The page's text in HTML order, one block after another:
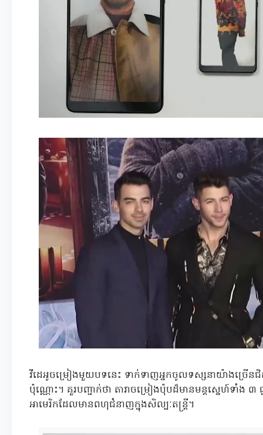
វីដេអូចម្រៀងមួយបទនេះ ទាក់ទាញអ្នកចូលទស្សនាយ៉ាងច្រើ
ប៉ុណ្ណោះ។ គួរបញ្ជាក់ថា តារាចម្រៀងប៉ុបដ៏មានមន្តស្នេហ៍ទាំង ៣ ធ្
អាមេរិកដែលមានពហុជំនាញក្នុងសិល្បៈតន្រ្តី។